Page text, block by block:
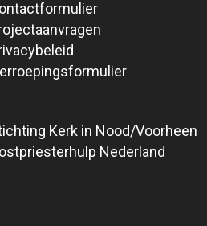
Kerk in Nood/Voorheen
Nederland